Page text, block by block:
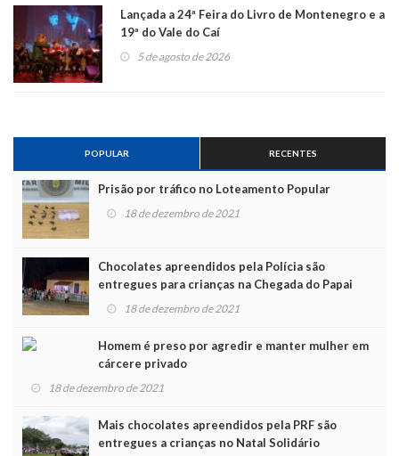
Lançada a 24ª Feira do Livro de Montenegro e a
19ª do Vale do Caí
5 de agosto de 2026
POPULAR RECENTES
Prisão por tráfico no Loteamento Popular
18 de dezembro de 2021
Chocolates apreendidos pela Polícia são
entregues para crianças na Chegada do Papai
Noel
18 de dezembro de 2021
Homem é preso por agredir e manter mulher em
cárcere privado
18 de dezembro de 2021
Mais chocolates apreendidos pela PRF são
entregues a crianças no Natal Solidário